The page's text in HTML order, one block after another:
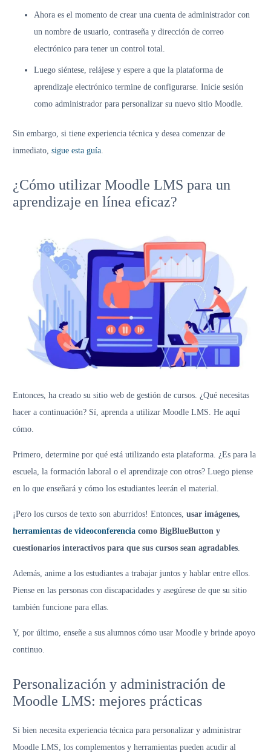
Ahora es el momento de crear una cuenta de administrador con
un nombre de usuario, contraseña y dirección de correo
electrónico para tener un control total.
Luego siéntese, relájese y espere a que la plataforma de
aprendizaje electrónico termine de configurarse. Inicie sesión
como administrador para personalizar su nuevo sitio Moodle.
Sin embargo, si tiene experiencia técnica y desea comenzar de
inmediato, sigue esta guía.
¿Cómo utilizar Moodle LMS para un
aprendizaje en línea eficaz?
Entonces, ha creado su sitio web de gestión de cursos. ¿Qué necesitas
hacer a continuación? Sí, aprenda a utilizar Moodle LMS. He aquí
cómo.
Primero, determine por qué está utilizando esta plataforma. ¿Es para la
escuela, la formación laboral o el aprendizaje con otros? Luego piense
en lo que enseñará y cómo los estudiantes leerán el material.
¡Pero los cursos de texto son aburridos! Entonces, usar imágenes,
herramientas de videoconferencia como BigBlueButton y
cuestionarios interactivos para que sus cursos sean agradables
Además, anime a los estudiantes a trabajar juntos y hablar entre ellos.
Piense en las personas con discapacidades y asegúrese de que su sitio
también funcione para ellas.
Y, por último, enseñe a sus alumnos cómo usar Moodle y brinde apoyo
continuo.
Personalización y administración de
Moodle LMS: mejores prácticas
Si bien necesita experiencia técnica para personalizar y administrar
Moodle LMS, los complementos y herramientas pueden acudir al